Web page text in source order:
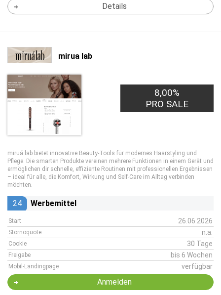
Details
mirua lab
8,00%
PRO SALE
miruá lab bietet innovative Beauty-Tools für modernes Haarstyling und
Pflege. Die smarten Produkte vereinen mehrere Funktionen in einem Gerät und
ermöglichen dir schnelle, effiziente Routinen mit professionellen Ergebnissen
– ideal für alle, die Komfort, Wirkung und Self-Care im Alltag verbinden
möchten.
24 Werbemittel
Start 26.06.2026
Stornoquote n.a.
Cookie 30 Tage
Freigabe bis 6 Wochen
Mobil-Landingpage verfügbar
Anmelden